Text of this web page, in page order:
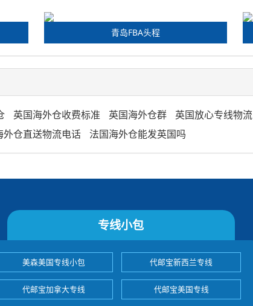
青岛FBA头程
英国海外仓收费标准 英国海外仓群 英国放心专线物流
外仓直送物流电话 法国海外仓能发英国吗
专线小包
美森美国专线小包 代邮宝新西兰专线
代邮宝加拿大专线 代邮宝美国专线